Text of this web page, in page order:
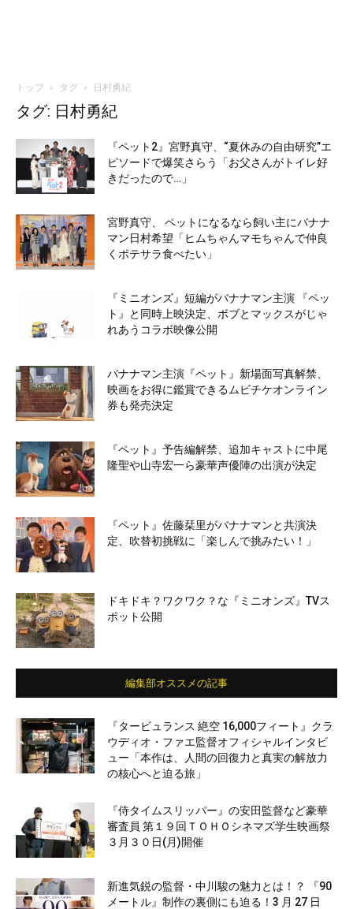
トップ タグ 日村勇紀
タグ: 日村勇紀
『ペット2』宮野真守、“夏休みの自由研究”エ
ピソードで爆笑さらう「お父さんがトイレ好
きだったので…」
宮野真守、 ペットになるなら飼い主にバナナ
マン日村希望「ヒムちゃんマモちゃんで仲良
くポテサラ食べたい」
『ミニオンズ』短編がバナナマン主演 『ペッ
ト』と同時上映決定、ボブとマックスがじゃ
れあうコラボ映像公開
バナナマン主演『ペット』新場面写真解禁、
映画をお得に鑑賞できるムビチケオンライン
券も発売決定
『ペット』予告編解禁、追加キャストに中尾
隆聖や山寺宏一ら豪華声優陣の出演が決定
『ペット』佐藤栞里がバナナマンと共演決
定、吹替初挑戦に「楽しんで挑みたい！」
ドキドキ？ワクワク？な『ミニオンズ』TVス
ポット公開
編集部オススメの記事
『タービュランス 絶空 16,000フィート』クラ
ウディオ・ファエ監督オフィシャルインタビ
ュー「本作は、人間の回復力と真実の解放力
の核心へと迫る旅」
『侍タイムスリッパー』の安田監督など豪華
審査員 第１９回ＴＯＨＯシネマズ学生映画祭
３月３０日(月)開催
新進気鋭の監督・中川駿の魅力とは！？ 『90
メートル』制作の裏側にも迫る！3 月 27 日